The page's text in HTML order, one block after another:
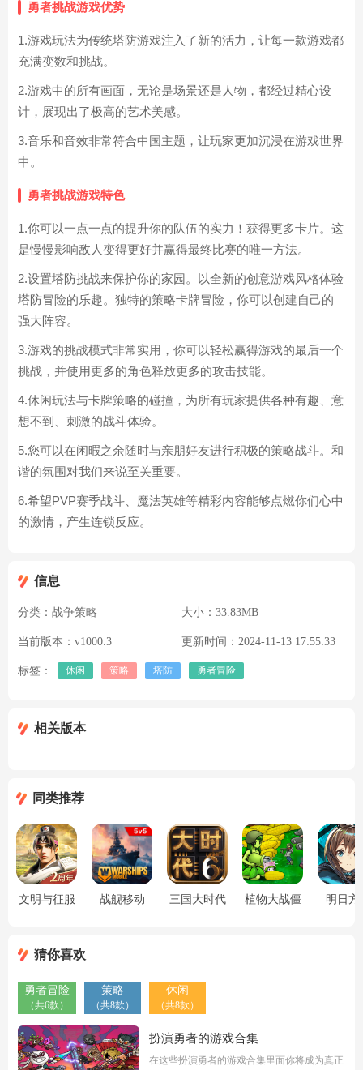
勇者挑战游戏优势
1.游戏玩法为传统塔防游戏注入了新的活力，让每一款游戏都
充满变数和挑战。
2.游戏中的所有画面，无论是场景还是人物，都经过精心设
计，展现出了极高的艺术美感。
3.音乐和音效非常符合中国主题，让玩家更加沉浸在游戏世界
中。
勇者挑战游戏特色
1.你可以一点一点的提升你的队伍的实力！获得更多卡片。这
是慢慢影响敌人变得更好并赢得最终比赛的唯一方法。
2.设置塔防挑战来保护你的家园。以全新的创意游戏风格体验
塔防冒险的乐趣。独特的策略卡牌冒险，你可以创建自己的
强大阵容。
3.游戏的挑战模式非常实用，你可以轻松赢得游戏的最后一个
挑战，并使用更多的角色释放更多的攻击技能。
4.休闲玩法与卡牌策略的碰撞，为所有玩家提供各种有趣、意
想不到、刺激的战斗体验。
5.您可以在闲暇之余随时与亲朋好友进行积极的策略战斗。和
谐的氛围对我们来说至关重要。
6.希望PVP赛季战斗、魔法英雄等精彩内容能够点燃你们心中
的激情，产生连锁反应。
信息
分类： 战争策略 大小： 33.83MB
当前版本： v1000.3 更新时间： 2024-11-13 17:55:33
标签： 休闲 策略 塔防 勇者冒险
相关版本
同类推荐
文明与征服
战舰移动
三国大时代
植物大战僵
明日方
猜你喜欢
扮演勇者的游戏合集
在这些扮演勇者的游戏合集里面你将成为真正
勇者冒险
（共6款）
策略
（共8款）
休闲
（共8款）